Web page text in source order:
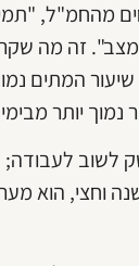
מהחמ"ל,
זה מה
המתים
יותר
לשוב
וחצי, הוא